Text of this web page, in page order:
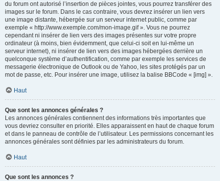
du forum ont autorisé l’insertion de pièces jointes, vous pourrez transférer des
images sur le forum. Dans le cas contraire, vous devrez insérer un lien vers
une image distante, hébergée sur un serveur internet public, comme par
exemple « http://www.exemple.com/mon-image.gif ». Vous ne pourrez
cependant ni insérer de lien vers des images présentes sur votre propre
ordinateur (à moins, bien évidemment, que celui-ci soit en lui-même un
serveur internet), ni insérer de lien vers des images hébergées derrière un
quelconque système d’authentification, comme par exemple les services de
messagerie électronique de Outlook ou de Yahoo, les sites protégés par un
mot de passe, etc. Pour insérer une image, utilisez la balise BBCode « [img] ».
Haut
Que sont les annonces générales ?
Les annonces générales contiennent des informations très importantes que
vous devriez consulter en priorité. Elles apparaissent en haut de chaque forum
et dans le panneau de contrôle de l’utilisateur. Les permissions concernant les
annonces générales sont définies par les administrateurs du forum.
Haut
Que sont les annonces ?